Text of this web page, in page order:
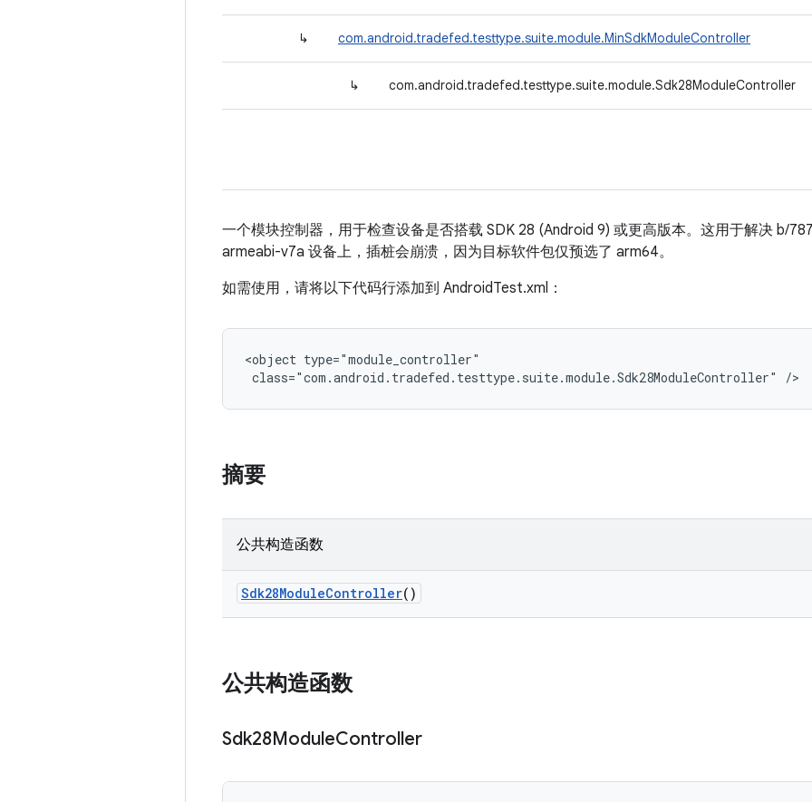
↳ com.android.tradefed.testtype.suite.module.MinSdkModuleController
↳ com.android.tradefed.testtype.suite.module.Sdk28ModuleController
一个模块控制器，用于检查设备是否搭载 SDK 28 (Android 9) 或更高版本。这用于解决 b/
armeabi-v7a 设备上，插桩会崩溃，因为目标软件包仅预选了 arm64。
如需使用，请将以下代码行添加到 AndroidTest.xml：
<object type="module_controller"
class="com.android.tradefed.testtype.suite.module.Sdk28ModuleController" />
摘要
公共构造函数
Sdk28ModuleController()
公共构造函数
Sdk28ModuleController